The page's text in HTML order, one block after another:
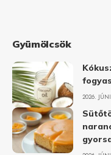
Gyümölcsök
2026.